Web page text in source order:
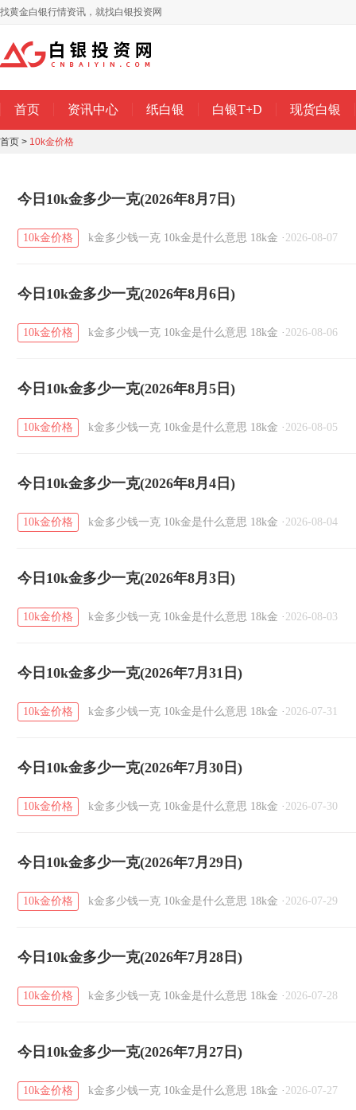
找黄金白银行情资讯，就找白银投资网
首页 资讯中心 纸白银 白银T+D 现货白银
首页 > 10k金价格
今日10k金多少一克(2026年8月7日)
10k金价格 k金多少钱一克 10k金是什么意思 18k金 · 2026-08-07
今日10k金多少一克(2026年8月6日)
10k金价格 k金多少钱一克 10k金是什么意思 18k金 · 2026-08-06
今日10k金多少一克(2026年8月5日)
10k金价格 k金多少钱一克 10k金是什么意思 18k金 · 2026-08-05
今日10k金多少一克(2026年8月4日)
10k金价格 k金多少钱一克 10k金是什么意思 18k金 · 2026-08-04
今日10k金多少一克(2026年8月3日)
10k金价格 k金多少钱一克 10k金是什么意思 18k金 · 2026-08-03
今日10k金多少一克(2026年7月31日)
10k金价格 k金多少钱一克 10k金是什么意思 18k金 · 2026-07-31
今日10k金多少一克(2026年7月30日)
10k金价格 k金多少钱一克 10k金是什么意思 18k金 · 2026-07-30
今日10k金多少一克(2026年7月29日)
10k金价格 k金多少钱一克 10k金是什么意思 18k金 · 2026-07-29
今日10k金多少一克(2026年7月28日)
10k金价格 k金多少钱一克 10k金是什么意思 18k金 · 2026-07-28
今日10k金多少一克(2026年7月27日)
10k金价格 k金多少钱一克 10k金是什么意思 18k金 · 2026-07-27